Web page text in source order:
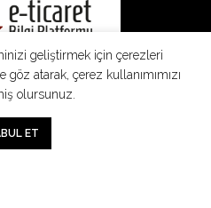
geliştirmek için çerezleri
atarak, çerez kullanımımızı
olursunuz.
ET